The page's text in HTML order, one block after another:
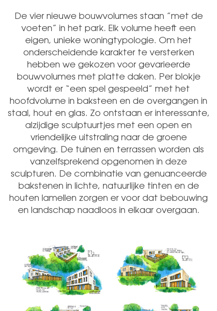
De vier nieuwe bouwvolumes staan ”met de
voeten” in het park. Elk volume heeft een
eigen, unieke woningtypologie. Om het
onderscheidende karakter te versterken
hebben we gekozen voor gevarieerde
bouwvolumes met platte daken. Per blokje
wordt er “een spel gespeeld” met het
hoofdvolume in baksteen en de overgangen in
staal, hout en glas. Zo ontstaan er interessante,
alzijdige sculptuurtjes met een open en
vriendelijke uitstraling naar de groene
omgeving. De tuinen en terrassen worden als
vanzelfsprekend opgenomen in deze
sculpturen. De combinatie van genuanceerde
bakstenen in lichte, natuurlijke tinten en de
houten lamellen zorgen er voor dat bebouwing
en landschap naadloos in elkaar overgaan.